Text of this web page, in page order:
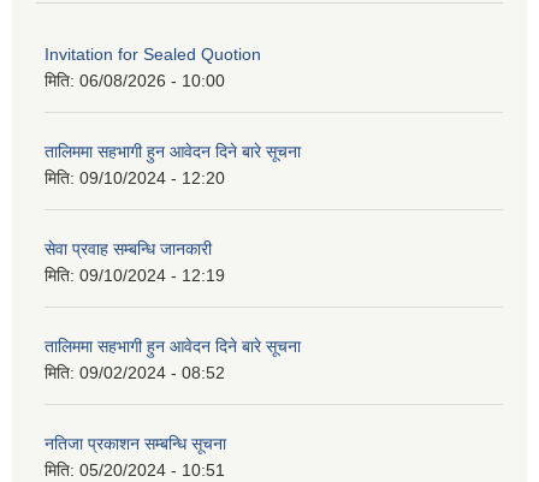
Invitation for Sealed Quotion
मिति: 06/08/2026 - 10:00
तालिममा सहभागी हुन आवेदन दिने बारे सूचना
मिति: 09/10/2024 - 12:20
सेवा प्रवाह सम्बन्धि जानकारी
मिति: 09/10/2024 - 12:19
तालिममा सहभागी हुन आवेदन दिने बारे सूचना
मिति: 09/02/2024 - 08:52
नतिजा प्रकाशन सम्बन्धि सूचना
मिति: 05/20/2024 - 10:51